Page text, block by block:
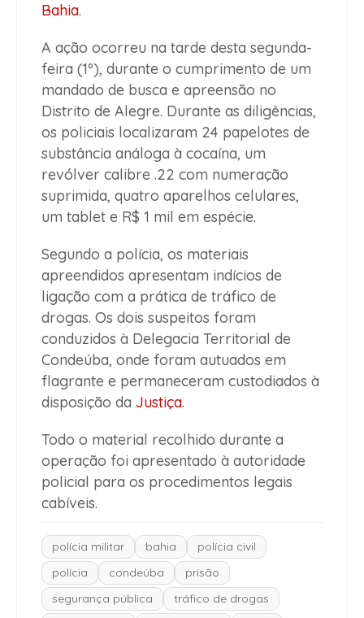
Bahia.
A ação ocorreu na tarde desta segunda-
feira (1º), durante o cumprimento de um
mandado de busca e apreensão no
Distrito de Alegre. Durante as diligências,
os policiais localizaram 24 papelotes de
substância análoga à cocaína, um
revólver calibre .22 com numeração
suprimida, quatro aparelhos celulares,
um tablet e R$ 1 mil em espécie.
Segundo a polícia, os materiais
apreendidos apresentam indícios de
ligação com a prática de tráfico de
drogas. Os dois suspeitos foram
conduzidos à Delegacia Territorial de
Condeúba, onde foram autuados em
flagrante e permaneceram custodiados à
disposição da Justiça.
Todo o material recolhido durante a
operação foi apresentado à autoridade
policial para os procedimentos legais
cabíveis.
polícia militar bahia
polícia civil
polícia
condeúba
prisão
segurança pública
tráfico de drogas